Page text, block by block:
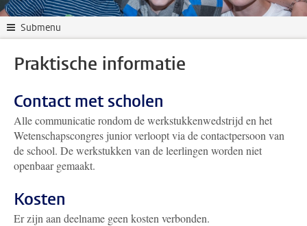
Submenu
Praktische informatie
Contact met scholen
Alle communicatie rondom de werkstukkenwedstrijd en het
Wetenschapscongres junior verloopt via de contactpersoon van
de school. De werkstukken van de leerlingen worden niet
openbaar gemaakt.
Kosten
Er zijn aan deelname geen kosten verbonden.